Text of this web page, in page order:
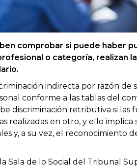
comprobar si puede haber
o categoría, realizan
indirecta por razón de
conforme a las tablas del
discriminación retributiva si
realizadas en otro, y ello implica
y, a su vez, el reconocimiento
Sala de lo Social del Tribunal